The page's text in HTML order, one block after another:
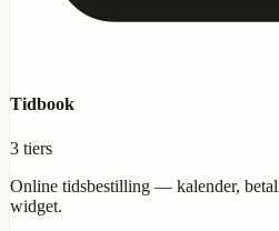
Tidbook
3 tiers
Online tidsbestilling — kalender,
widget.